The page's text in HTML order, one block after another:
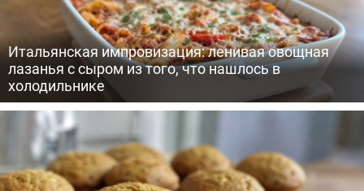
Итальянская импровизация: ленивая овощная
лазанья с сыром из того, что нашлось в
холодильнике